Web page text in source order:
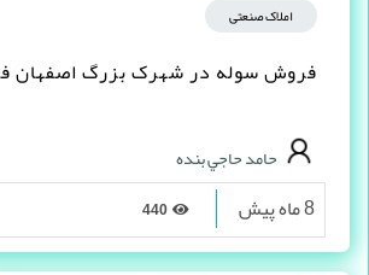
املاک صنعتی
فروش سوله در شهرک بزرگ اصفهان
حامد حاجي بنده
8 ماه پیش